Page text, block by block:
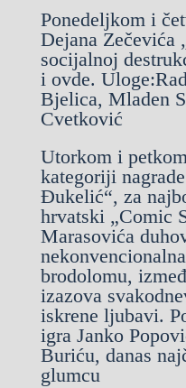
Ponedeljkom i
Dejana Zečevića
socijalnoj
i ovde.
Bjelica, Mladen
Cvetković
Utorkom i
kategoriji
Đukelić“, za
hrvatski „Comic
Marasovića
brodolomu,
izazova
iskrene ljubavi.
igra Janko
Buriću, danas
glumcu